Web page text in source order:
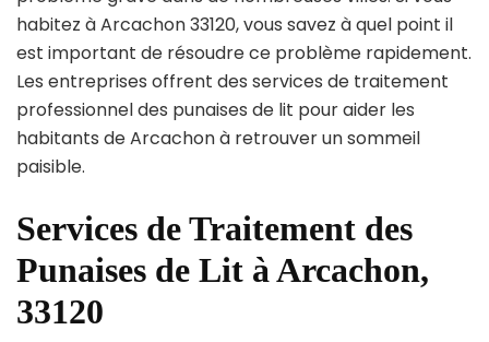
habitez à Arcachon 33120, vous savez à quel point il
est important de résoudre ce problème rapidement.
Les entreprises offrent des services de traitement
professionnel des punaises de lit pour aider les
habitants de Arcachon à retrouver un sommeil
paisible.
Services de Traitement des
Punaises de Lit à Arcachon,
33120